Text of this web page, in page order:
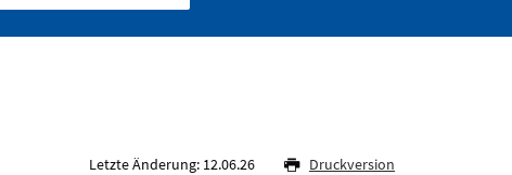
Letzte Änderung: 12.06.26 Druckversion